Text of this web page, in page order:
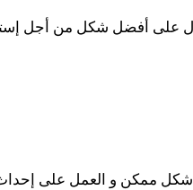
على أفضل شكل من أجل
شكل ممكن و العمل على إحداث